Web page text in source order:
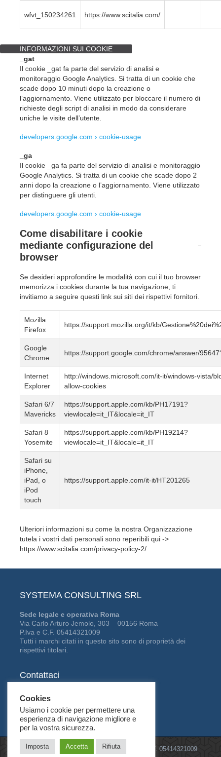
wfvt_150234261 https://www.scitalia.com/
INFORMAZIONI SUI COOKIE
_gat
Il cookie _gat fa parte del servizio di analisi e
monitoraggio Google Analytics. Si tratta di un cookie che
scade dopo 10 minuti dopo la creazione o
l’aggiornamento. Viene utilizzato per bloccare il numero di
richieste degli script di analisi in modo da considerare
uniche le visite dell’utente.
developers.google.com › cookie-usage
_ga
Il cookie _ga fa parte del servizio di analisi e monitoraggio
Google Analytics. Si tratta di un cookie che scade dopo 2
anni dopo la creazione o l’aggiornamento. Viene utilizzato
per distinguere gli utenti.
developers.google.com › cookie-usage
Come disabilitare i cookie
mediante configurazione del
browser
Se desideri approfondire le modalità con cui il tuo browser
memorizza i cookies durante la tua navigazione, ti
invitiamo a seguire questi link sui siti dei rispettivi fornitori.
Mozilla
Firefox
https://support.mozilla.org/it/kb/
Google
Chrome
https://support.google.com/chrome/answer/
Internet
Explorer
http://windows.microsoft.com/it-it/windows-vista/
allow-cookies
Safari 6/7
Mavericks
https://support.apple.com/kb/PH17191?
viewlocale=it_IT&locale=it_IT
Safari 8
Yosemite
https://support.apple.com/kb/PH19214?
viewlocale=it_IT&locale=it_IT
Safari su
iPhone,
iPad, o
iPod
touch
https://support.apple.com/it-it/HT201265
Ulteriori informazioni su come la nostra Organizzazione
tutela i vostri dati personali sono reperibili qui ->
https://www.scitalia.com/privacy-policy-2/
SYSTEMA CONSULTING SRL
Sede legale e operativa Roma
Via Carlo Arturo Jemolo, 303 – 00156 Roma
P.Iva e C.F. 05414321009
Tutti i marchi citati in questo sito sono di proprietà dei
rispettivi titolari.
Contattaci
Tel: 06 41229361
Fax:06 94443312
E-mail: info@scitalia.com
©2026Systema Consulting Srl| P.IVA e C.F. 05414321009
Cookies
Usiamo i cookie per permettere una
esperienza di navigazione migliore e
per la vostra sicurezza.
Imposta Accetta Rifiuta